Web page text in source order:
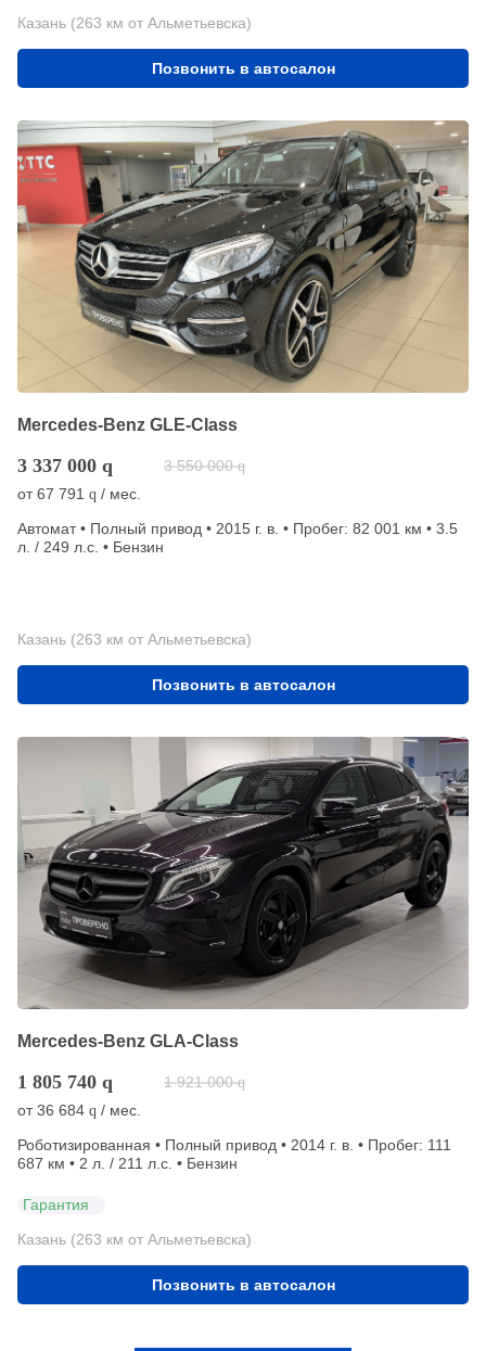
Казань (263 км от Альметьевска)
Позвонить в автосалон
Mercedes-Benz GLE-Class
3 337 000 q 3 550 000 q
от67 791 q / мес.
Автомат • Полный привод • 2015 г. в. • Пробег: 82 001 км • 3.5
л. / 249 л.с. • Бензин
Казань (263 км от Альметьевска)
Позвонить в автосалон
Mercedes-Benz GLA-Class
1 805 740 q 1 921 000 q
от36 684 q / мес.
Роботизированная • Полный привод • 2014 г. в. • Пробег: 111
687 км • 2 л. / 211 л.с. • Бензин
Гарантия
Казань (263 км от Альметьевска)
Позвонить в автосалон